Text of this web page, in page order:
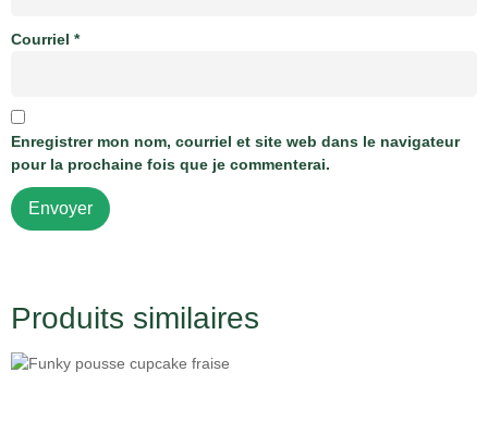
Courriel *
Enregistrer mon nom, courriel et site web dans le navigateur
pour la prochaine fois que je commenterai.
Produits similaires